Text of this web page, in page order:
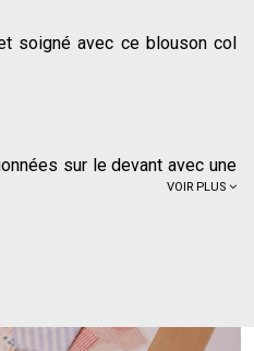
soigné avec ce blouson col
sur le devant avec une
les manches
Il se marie bien avec un
VOIR PLUS